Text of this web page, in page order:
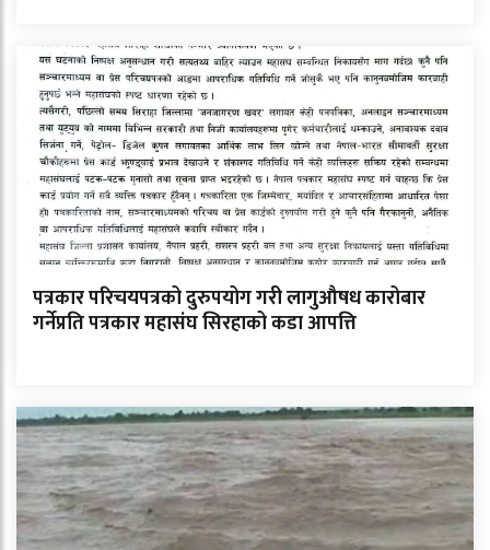
पत्रकार परिचयपत्रको दुरुपयोग गरी लागुऔषध कारोबार
गर्नेप्रति पत्रकार महासंघ सिरहाको कडा आपत्ति